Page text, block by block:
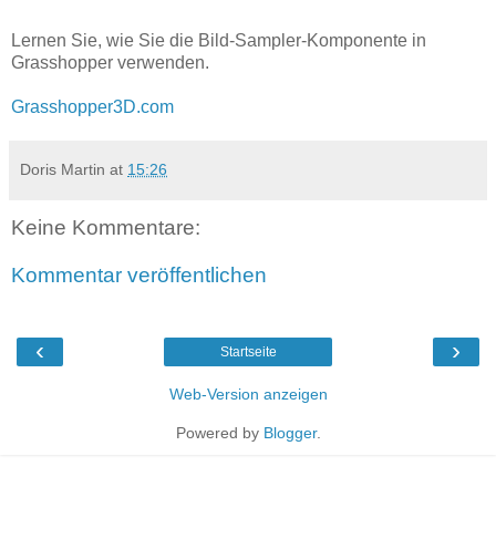
Lernen Sie, wie Sie die Bild-Sampler-Komponente in
Grasshopper verwenden.
Grasshopper3D.com
Doris Martin at 15:26
Keine Kommentare:
Kommentar veröffentlichen
‹ ›
Startseite
Web-Version anzeigen
Powered by Blogger.